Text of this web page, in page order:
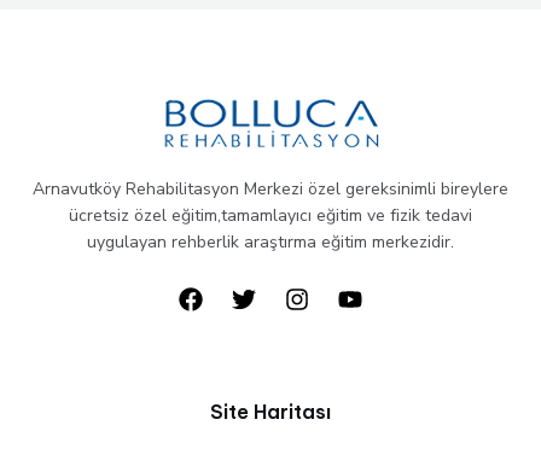
Arnavutköy Rehabilitasyon Merkezi özel gereksinimli bireylere
ücretsiz özel eğitim,tamamlayıcı eğitim ve fizik tedavi
uygulayan rehberlik araştırma eğitim merkezidir.
Site Haritası